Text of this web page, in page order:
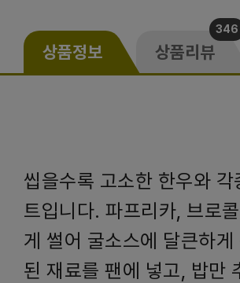
상품정보 상품리뷰
346
씹을수록 고소한 한우와
트입니다. 파프리카, 브로
게 썰어 굴소스에 달큰하
된 재료를 팬에 넣고, 밥만